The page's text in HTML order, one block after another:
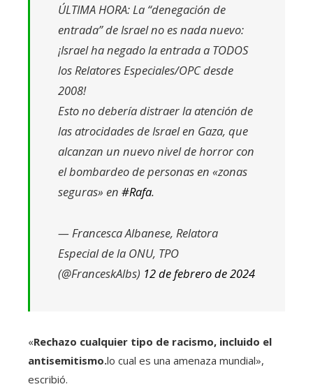
ÚLTIMA HORA: La “denegación de
entrada” de Israel no es nada nuevo:
¡Israel ha negado la entrada a TODOS
los Relatores Especiales/OPC desde
2008!
Esto no debería distraer la atención de
las atrocidades de Israel en Gaza, que
alcanzan un nuevo nivel de horror con
el bombardeo de personas en «zonas
seguras» en #Rafa.
— Francesca Albanese, Relatora
Especial de la ONU, TPO
(@FranceskAlbs) 12 de febrero de 2024
«Rechazo cualquier tipo de racismo, incluido el
antisemitismo.lo cual es una amenaza mundial»,
escribió.